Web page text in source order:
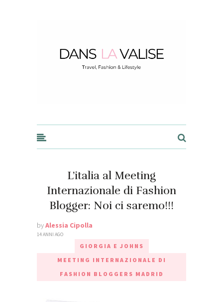
L’italia al Meeting
Internazionale di Fashion
Blogger: Noi ci saremo!!!
byAlessia Cipolla
14 ANNI AGO
GIORGIA E JOHNS
MEETING INTERNAZIONALE DI
FASHION BLOGGERS MADRID